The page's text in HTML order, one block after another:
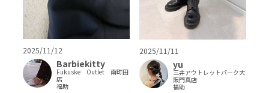
2025/11/12
Barbiekitty
Fukuske Outlet 南町田
店
福助
2025/11/11
yu
三井アウトレットパーク大
阪門真店
福助